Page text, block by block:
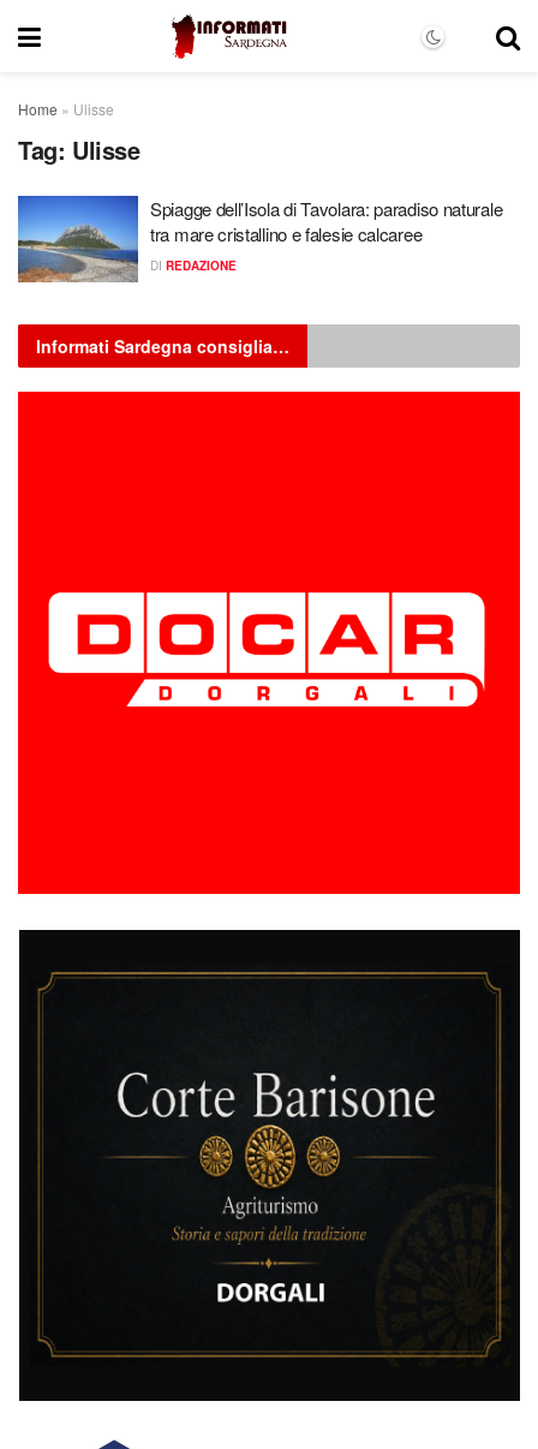
Home » Ulisse
Tag: Ulisse
Spiagge dell’Isola di Tavolara: paradiso naturale
tra mare cristallino e falesie calcaree
DI REDAZIONE
Informati Sardegna consiglia…